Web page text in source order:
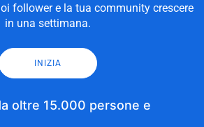
follower e la tua community crescere
in una settimana.
INIZIA
oltre 15.000 persone e